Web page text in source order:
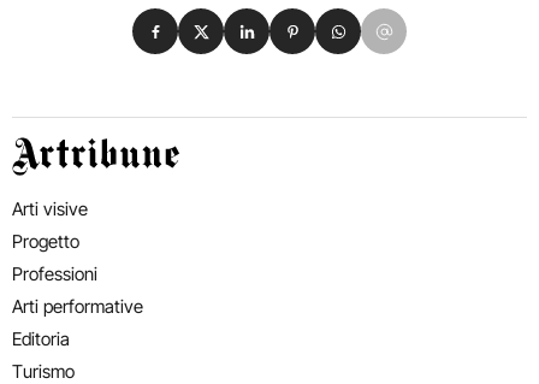
Condividi su Facebook
Condividi su X
Condividi su LinkedIn
Condividi su Pinterest
Condividi su WhatsApp
Condividi su Email
Artribune
Arti visive
Progetto
Professioni
Arti performative
Editoria
Turismo